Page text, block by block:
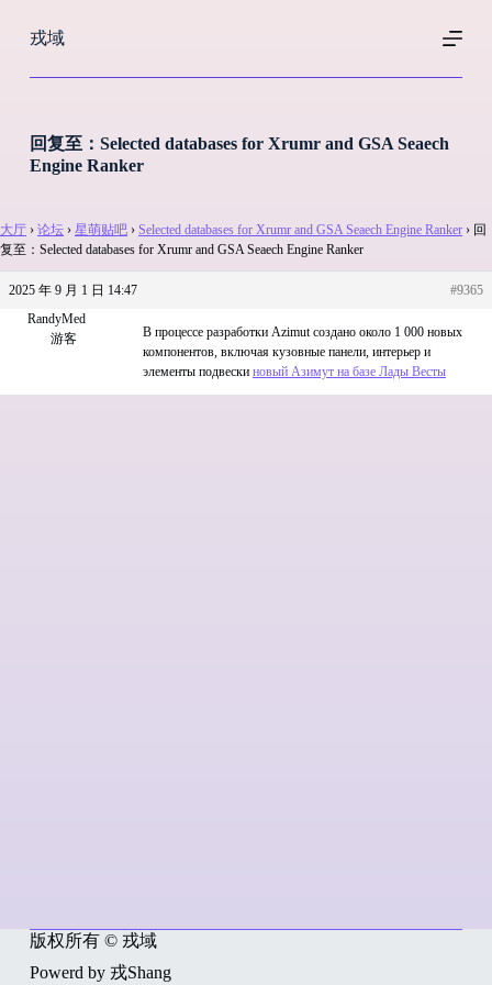
过
戎域
回复至：Selected databases for Xrumr and GSA Seaech
Engine Ranker
大厅 › 论坛 › 星萌贴吧 › Selected databases for Xrumr and GSA Seaech Engine Ranker › 回
复至：Selected databases for Xrumr and GSA Seaech Engine Ranker
2025 年 9 月 1 日 14:47
#9365
RandyMed
游客
В процессе разработки Azimut создано около 1 000 новых
компонентов, включая кузовные панели, интерьер и
элементы подвески новый Азимут на базе Лады Весты
版权所有 © 戎域
Powerd by 戎Shang